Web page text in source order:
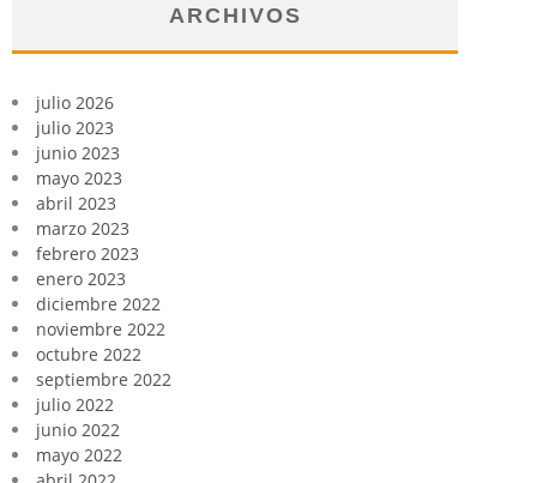
ARCHIVOS
julio 2026
julio 2023
junio 2023
mayo 2023
abril 2023
marzo 2023
febrero 2023
enero 2023
diciembre 2022
noviembre 2022
octubre 2022
septiembre 2022
julio 2022
junio 2022
mayo 2022